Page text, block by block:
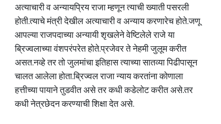
अत्याचारी व अन्यायप्रिय राजा म्हणून त्याची ख्याती पसरली
होती.त्याचे मंत्री देखील अत्याचारी व अन्याय करणारेच होते.जणू
आपल्या राजपदाच्या अन्यायी शृखलेने वेष्टिलेले राजे या
ब्रिज्वलाच्या वंशपरंपरेत होते.प्रजेवर ते नेहमी जुलूम करीत
असत.नव्हे तर तो जुलमांचा इतिहास त्याच्या सातव्या पिढीपासून
चालत आलेला होता.ब्रिज्वल राजा न्याय करतांना कोणाला
हत्तीच्या पायाने तुडवीत असे तर कधी कडेलोट करीत असे.तर
कधी नेत्रछेदन करण्याची शिक्षा देत असे.